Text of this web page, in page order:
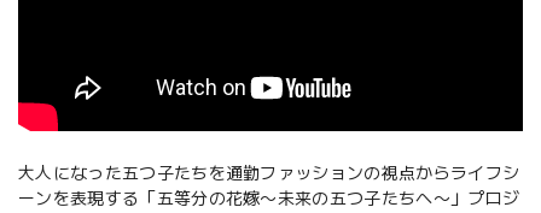
大人になった五つ子たちを通勤ファッションの視点からライフシ
ーンを表現する「五等分の花嫁〜未来の五つ子たちへ〜」プロジ